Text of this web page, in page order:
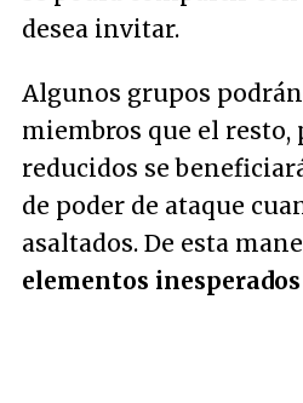
desea invitar.
Algunos grupos
miembros que el resto,
reducidos se
de poder de ataque
asaltados. De esta
elementos